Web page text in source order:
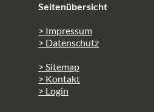
Seitenübersicht
> Impressum
> Datenschutz
> Sitemap
> Kontakt
> Login